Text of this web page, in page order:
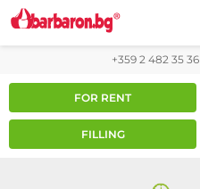
+359 2 482 35 36
FOR RENT
FILLING